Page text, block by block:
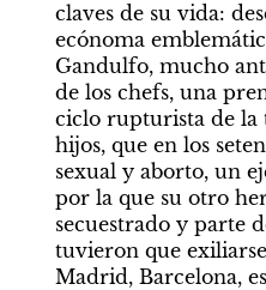
claves de su vida:
ecónoma
Gandulfo, mucho
de los chefs, una
ciclo rupturista de la
hijos, que en los
sexual y aborto, un
por la que su otro
secuestrado y parte
tuvieron que
Madrid, Barcelona,